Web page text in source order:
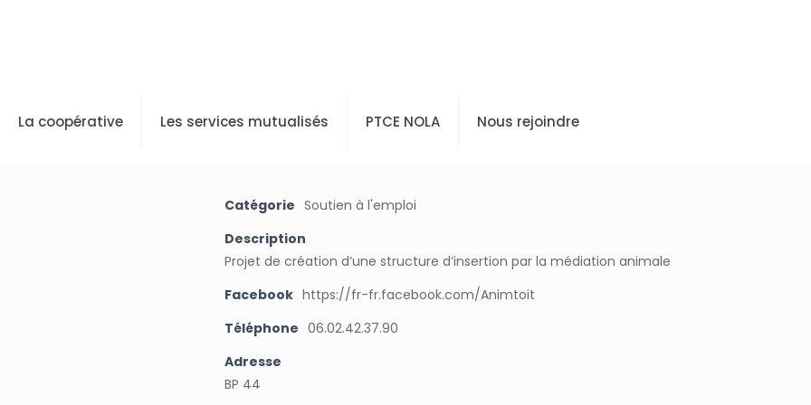
La coopérative Les services mutualisés PTCE NOLA Nous rejoindre
Catégorie Soutien à l'emploi
Description
Projet de création d’une structure d’insertion par la médiation animale
Facebook https://fr-fr.facebook.com/Animtoit
Téléphone 06.02.42.37.90
Adresse
BP 44